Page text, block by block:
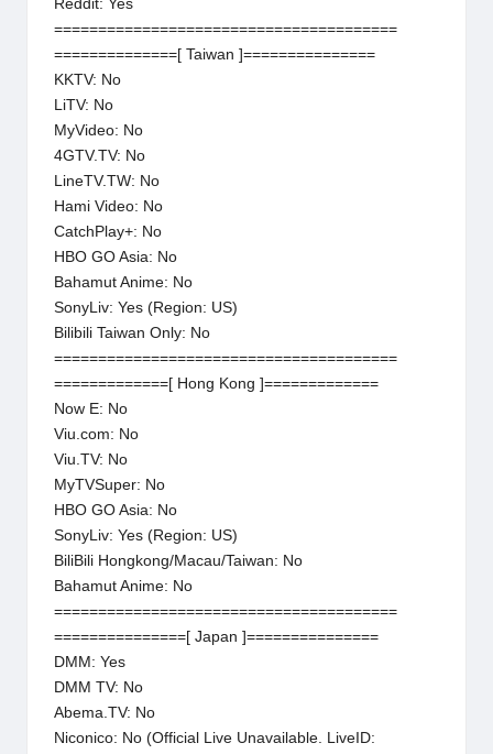
Reddit: Yes
=======================================
==============[ Taiwan ]===============
KKTV: No
LiTV: No
MyVideo: No
4GTV.TV: No
LineTV.TW: No
Hami Video: No
CatchPlay+: No
HBO GO Asia: No
Bahamut Anime: No
SonyLiv: Yes (Region: US)
Bilibili Taiwan Only: No
=======================================
=============[ Hong Kong ]=============
Now E: No
Viu.com: No
Viu.TV: No
MyTVSuper: No
HBO GO Asia: No
SonyLiv: Yes (Region: US)
BiliBili Hongkong/Macau/Taiwan: No
Bahamut Anime: No
=======================================
===============[ Japan ]===============
DMM: Yes
DMM TV: No
Abema.TV: No
Niconico: No (Official Live Unavailable. LiveID: